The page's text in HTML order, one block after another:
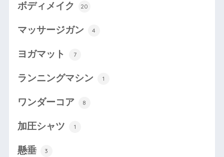
ボディメイク 20
マッサージガン 4
ヨガマット 7
ランニングマシン 1
ワンダーコア 8
加圧シャツ 1
懸垂 3